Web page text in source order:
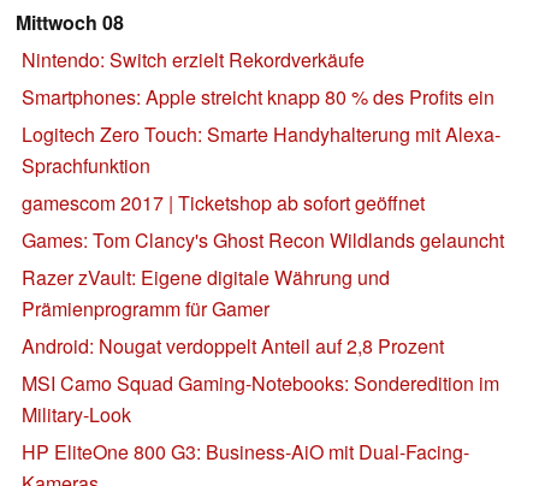
Mittwoch 08
Nintendo: Switch erzielt Rekordverkäufe
Smartphones: Apple streicht knapp 80 % des Profits ein
Logitech Zero Touch: Smarte Handyhalterung mit Alexa-
Sprachfunktion
gamescom 2017 | Ticketshop ab sofort geöffnet
Games: Tom Clancy's Ghost Recon Wildlands gelauncht
Razer zVault: Eigene digitale Währung und
Prämienprogramm für Gamer
Android: Nougat verdoppelt Anteil auf 2,8 Prozent
MSI Camo Squad Gaming-Notebooks: Sonderedition im
Military-Look
HP EliteOne 800 G3: Business-AiO mit Dual-Facing-